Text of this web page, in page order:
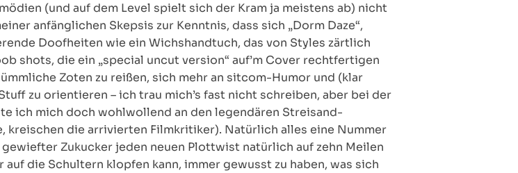
(und auf dem Level spielt sich der Kram ja meistens ab) nicht
anfänglichen Skepsis zur Kenntnis, dass sich „Dorm Daze“,
Doofheiten wie ein Wichshandtuch, das von Styles zärtlich
shots, die ein „special uncut version“ auf’m Cover rechtfertigen
Zoten zu reißen, sich mehr an sitcom-Humor und (klar
zu orientieren – ich trau mich’s fast nicht schreiben, aber bei der
ich mich doch wohlwollend an den legendären Streisand-
kreischen die arrivierten Filmkritiker). Natürlich alles eine Nummer
Zukucker jeden neuen Plottwist natürlich auf zehn Meilen
die Schultern klopfen kann, immer gewusst zu haben, was sich